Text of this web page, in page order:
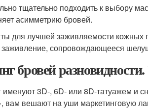
тщательно подходить к выбору
асимметрию бровей.
для лучшей заживляемости
заживление, сопровождающееся
бровей
именуют 3D-, 6D- или 8D-татуажем и
вам вешают на уши маркетинговую